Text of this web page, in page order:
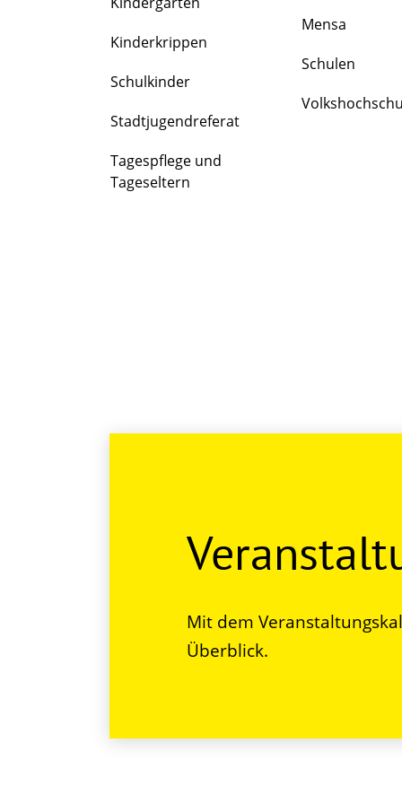
FAMILIE
BILDUNG
Kinderkrippen
Schulkinder
Stadtjugendreferat
Tagespflege und
Tageseltern
Mensa
Schulen
Mit dem
Überblick.